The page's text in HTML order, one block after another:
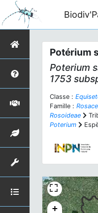
Potérium
Poterium
1753
Classe :
Famille :
Rosoideae
Poterium
+